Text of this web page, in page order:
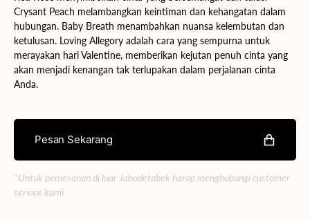
Crysant Peach melambangkan keintiman dan kehangatan dalam
hubungan. Baby Breath menambahkan nuansa kelembutan dan
ketulusan. Loving Allegory adalah cara yang sempurna untuk
merayakan hari Valentine, memberikan kejutan penuh cinta yang
akan menjadi kenangan tak terlupakan dalam perjalanan cinta
Anda.
Pesan Sekarang
*Untuk pemesanan di luar Jabodetabek harap menghubungi customer
service kami